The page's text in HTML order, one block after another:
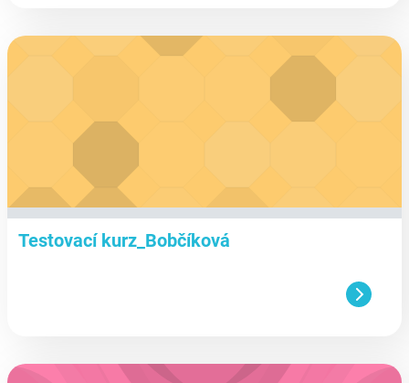
aa
Testovací kurz_Bobčíková
aa